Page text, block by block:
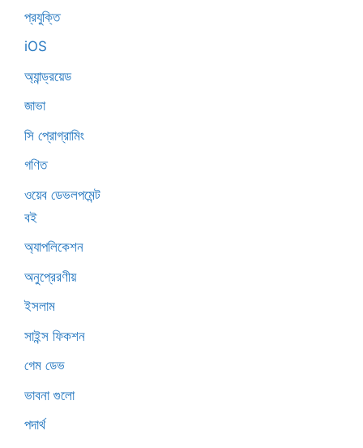
প্রযুক্তি
iOS
অ্যান্ড্রয়েড
জাভা
সি প্রোগ্রামিং
গণিত
ওয়েব ডেভলপমেন্ট
বই
অ্যাপলিকেশন
অনুপ্রেরণীয়
ইসলাম
সাইন্স ফিকশন
গেম ডেভ
ভাবনা গুলো
পদার্থ